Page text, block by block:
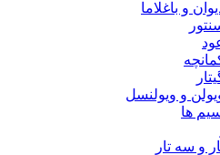
و باغلاما
و ویولنسل
ها
و سه تار